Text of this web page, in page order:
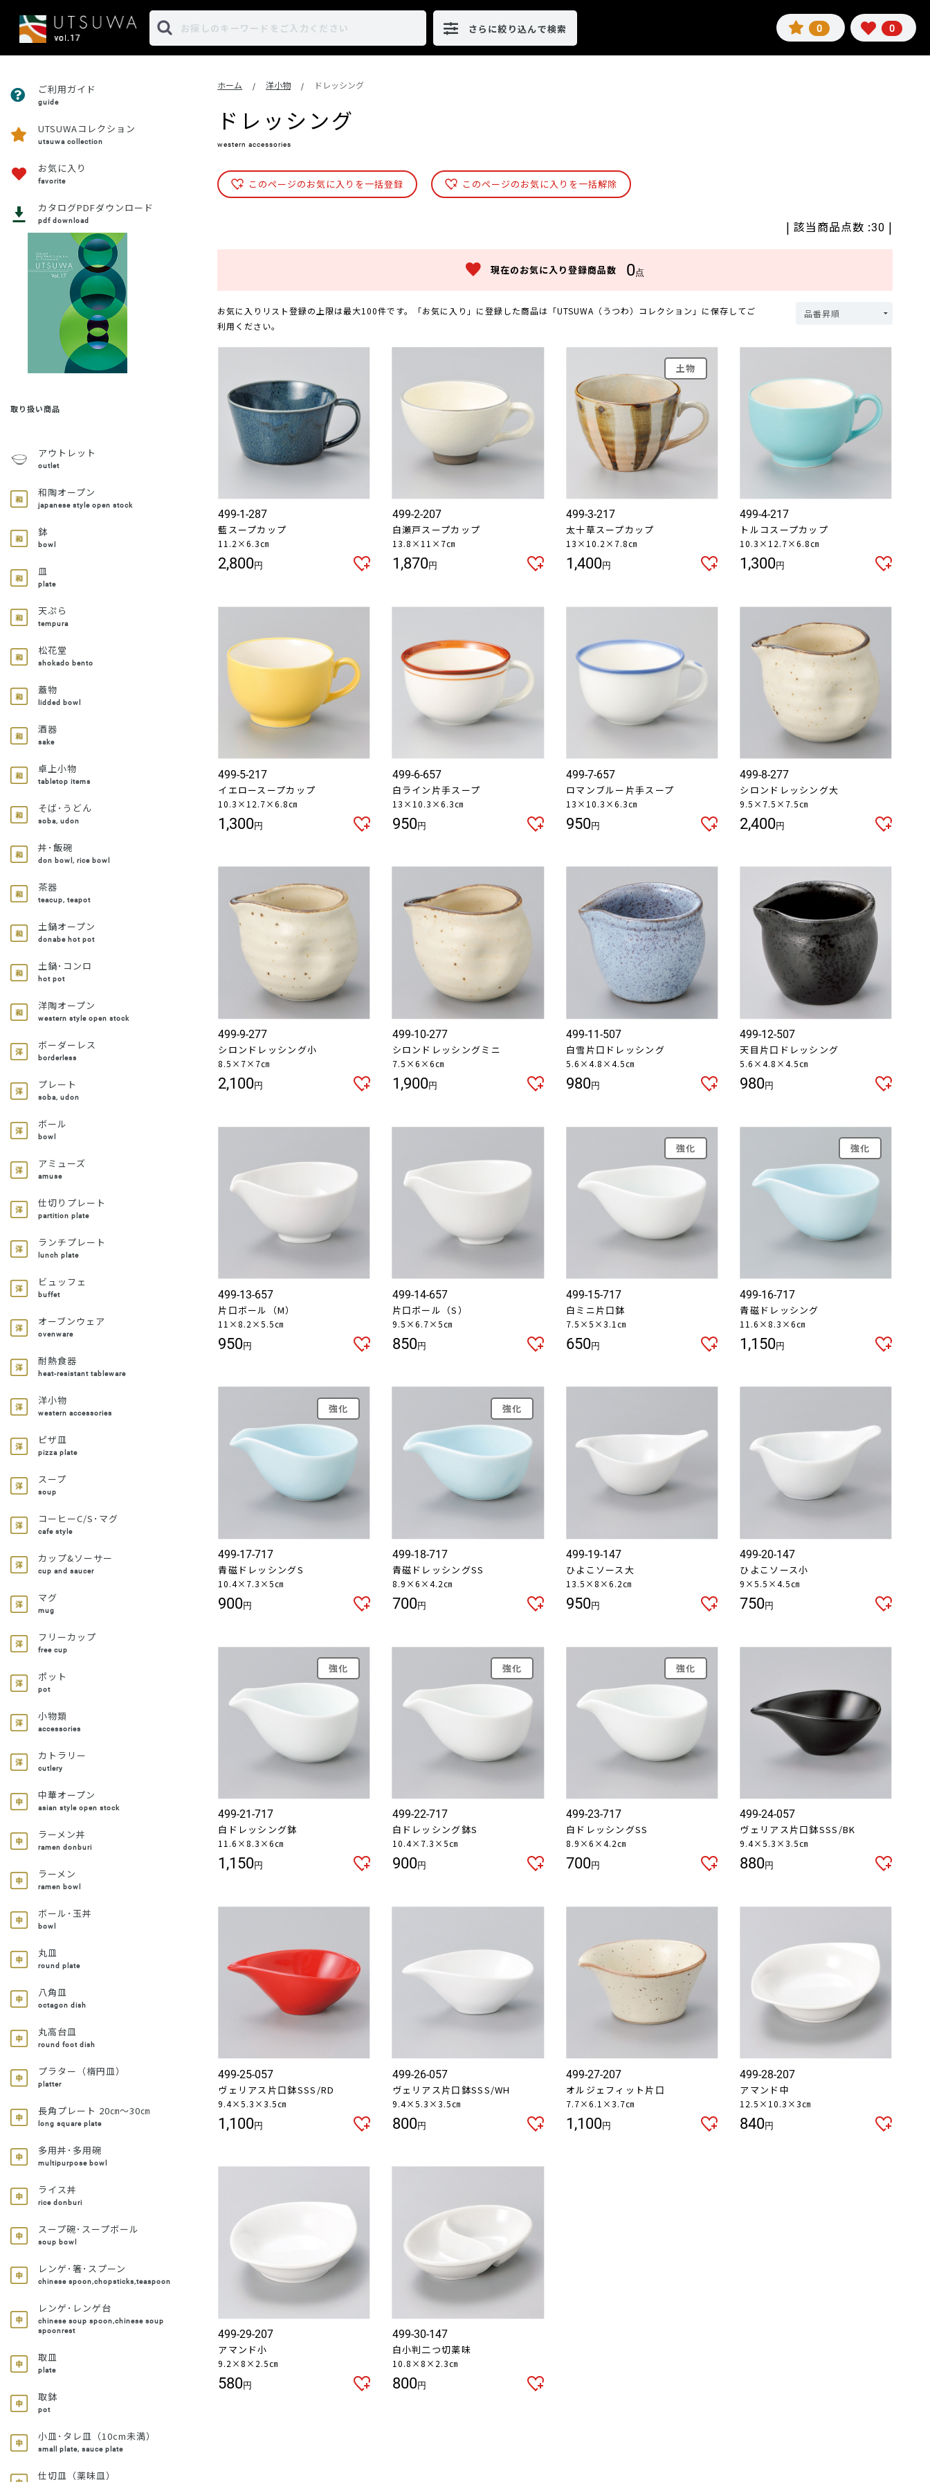
さらに絞り込んで検索 0 0
ご利用ガイド
guide
UTSUWAコレクション
utsuwa collection
お気に入り
favorite
カタログPDFダウンロード
pdf download
取り扱い商品
アウトレット
outlet
和陶オープン
japanese style open stock
鉢
bowl
皿
plate
天ぷら
tempura
松花堂
shokado bento
蓋物
lidded bowl
酒器
sake
卓上小物
tabletop items
そば･うどん
soba, udon
丼･飯碗
don bowl, rice bowl
茶器
teacup, teapot
土鍋オープン
donabe hot pot
土鍋･コンロ
hot pot
洋陶オープン
western style open stock
ボーダーレス
borderless
プレート
soba, udon
ボール
bowl
アミューズ
amuse
仕切りプレート
partition plate
ランチプレート
lunch plate
ビュッフェ
buffet
オーブンウェア
ovenware
耐熱食器
heat-resistant tableware
洋小物
western accessories
ピザ皿
pizza plate
スープ
soup
コーヒーC/S･マグ
cafe style
カップ&ソーサー
cup and saucer
マグ
mug
フリーカップ
free cup
ポット
pot
小物類
accessories
カトラリー
cutlery
中華オープン
asian style open stock
ラーメン丼
ramen donburi
ラーメン
ramen bowl
ボール･玉丼
bowl
丸皿
round plate
八角皿
octagon dish
丸高台皿
round foot dish
プラター（楕円皿）
platter
長角プレート 20㎝～30㎝
long square plate
多用丼･多用碗
multipurpose bowl
ライス丼
rice donburi
スープ碗･スープボール
soup bowl
レンゲ･箸･スプーン
chinese spoon,chopsticks,teaspoon
レンゲ･レンゲ台
chinese soup spoon,chinese soup
spoonrest
取皿
plate
取鉢
pot
小皿･タレ皿（10cm未満）
small plate, sauce plate
仕切皿（薬味皿）
ホーム / 洋小物 / ドレッシング
ドレッシング
western accessories
このページのお気に入りを一括登録 このページのお気に入りを一括解除
| 該当商品点数 :30 |
現在のお気に入り登録商品数 0点
お気に入りリスト登録の上限は最大100件です。「お気に入り」に登録した商品は「UTSUWA（うつわ）コレクション」に保存してご
利用ください。
499-1-287
藍スープカップ
11.2×6.3㎝
2,800円
499-2-207
白瀬戸スープカップ
13.8×11×7㎝
1,870円
土物
499-3-217
太十草スープカップ
13×10.2×7.8㎝
1,400円
499-4-217
トルコスープカップ
10.3×12.7×6.8㎝
1,300円
499-5-217
イエロースープカップ
10.3×12.7×6.8㎝
1,300円
499-6-657
白ライン片手スープ
13×10.3×6.3㎝
950円
499-7-657
ロマンブルー片手スープ
13×10.3×6.3㎝
950円
499-8-277
シロンドレッシング大
9.5×7.5×7.5㎝
2,400円
499-9-277
シロンドレッシング小
8.5×7×7㎝
2,100円
499-10-277
シロンドレッシングミニ
7.5×6×6㎝
1,900円
499-11-507
白雪片口ドレッシング
5.6×4.8×4.5㎝
980円
499-12-507
天目片口ドレッシング
5.6×4.8×4.5㎝
980円
499-13-657
片口ボール（M）
11×8.2×5.5㎝
950円
499-14-657
片口ボール（S）
9.5×6.7×5㎝
850円
強化
499-15-717
白ミニ片口鉢
7.5×5×3.1㎝
650円
強化
499-16-717
青磁ドレッシング
11.6×8.3×6㎝
1,150円
強化
499-17-717
青磁ドレッシングS
10.4×7.3×5㎝
900円
強化
499-18-717
青磁ドレッシングSS
8.9×6×4.2㎝
700円
499-19-147
ひよこソース大
13.5×8×6.2㎝
950円
499-20-147
ひよこソース小
9×5.5×4.5㎝
750円
強化
499-21-717
白ドレッシング鉢
11.6×8.3×6㎝
1,150円
強化
499-22-717
白ドレッシング鉢S
10.4×7.3×5㎝
900円
強化
499-23-717
白ドレッシングSS
8.9×6×4.2㎝
700円
499-24-057
ヴェリアス片口鉢SSS/BK
9.4×5.3×3.5㎝
880円
499-25-057
ヴェリアス片口鉢SSS/RD
9.4×5.3×3.5㎝
1,100円
499-26-057
ヴェリアス片口鉢SSS/WH
9.4×5.3×3.5㎝
800円
499-27-207
オルジェフィット片口
7.7×6.1×3.7㎝
1,100円
499-28-207
アマンド中
12.5×10.3×3㎝
840円
499-29-207
アマンド小
9.2×8×2.5㎝
580円
499-30-147
白小判二つ切薬味
10.8×8×2.3㎝
800円
お買い物を続ける